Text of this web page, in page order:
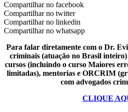
Compartilhar no facebook
Compartilhar no twitter
Compartilhar no linkedin
Compartilhar no whatsapp
Para falar diretamente com o Dr.
criminais (atuação no Brasil inteiro)
cursos (incluindo o curso Maiores
limitadas), mentorias e ORCRIM
com advogados
CLIQUE